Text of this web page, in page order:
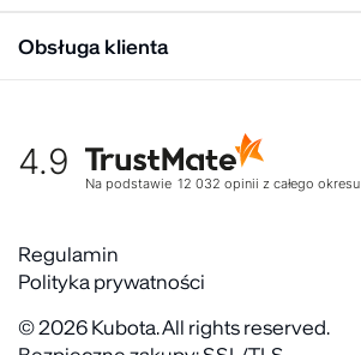
Biuro prasowe
Kultura organizacyjna
Rekrutujemy
Obsługa klienta
Warunki dostawy
Zwroty
Kontakt
FAQ
4.9
Na podstawie 12 032 opinii z całego okresu
Regulamin
Polityka prywatności
© 2026 Kubota. All rights reserved.